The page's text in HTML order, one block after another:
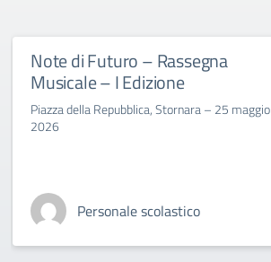
Note di Futuro – Rassegna
Musicale – I Edizione
Piazza della Repubblica, Stornara – 25 maggio
2026
Personale scolastico